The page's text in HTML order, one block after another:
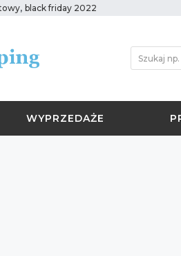
, black friday 2022
WYPRZEDAŻE